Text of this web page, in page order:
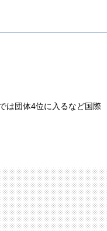
は団体4位に入るなど国際